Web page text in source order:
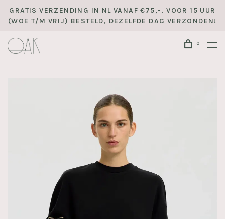
GRATIS VERZENDING IN NL VANAF €75,-. VOOR 15 UUR
(WOE T/M VRIJ) BESTELD, DEZELFDE DAG VERZONDEN!
0